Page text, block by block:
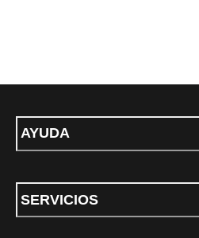
AYUDA
SERVICIOS